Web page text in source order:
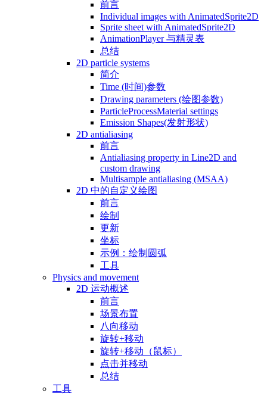
前言
Individual images with AnimatedSprite2D
Sprite sheet with AnimatedSprite2D
AnimationPlayer 与精灵表
总结
2D particle systems
简介
Time (时间)参数
Drawing parameters (绘图参数)
ParticleProcessMaterial settings
Emission Shapes(发射形状)
2D antialiasing
前言
Antialiasing property in Line2D and
custom drawing
Multisample antialiasing (MSAA)
2D 中的自定义绘图
前言
绘制
更新
坐标
示例：绘制圆弧
工具
Physics and movement
2D 运动概述
前言
场景布置
八向移动
旋转+移动
旋转+移动（鼠标）
点击并移动
总结
工具